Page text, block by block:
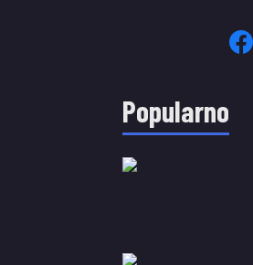
Popularno